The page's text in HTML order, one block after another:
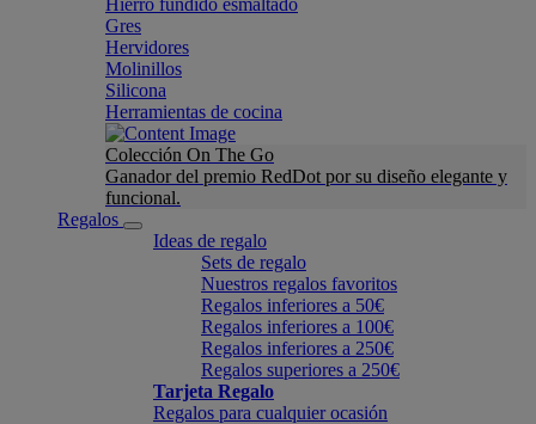
Hierro fundido esmaltado
Gres
Hervidores
Molinillos
Silicona
Herramientas de cocina
Colección On The Go
Ganador del premio RedDot por su diseño elegante y
funcional.
Regalos
Ideas de regalo
Sets de regalo
Nuestros regalos favoritos
Regalos inferiores a 50€
Regalos inferiores a 100€
Regalos inferiores a 250€
Regalos superiores a 250€
Tarjeta Regalo
Regalos para cualquier ocasión